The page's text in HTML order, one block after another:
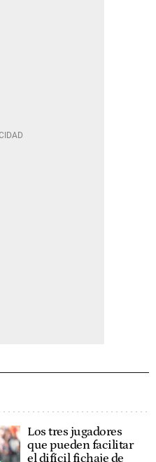
Los tres jugadores
que pueden facilitar
el difícil fichaje de